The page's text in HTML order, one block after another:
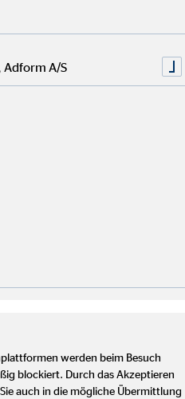
9-to-5 Job hast und
aber trotzdem mit
zusammenarbeiten
Adform A/S
werden beim Besuch
blockiert. Durch das Akzeptieren
auch in die mögliche Übermittlung